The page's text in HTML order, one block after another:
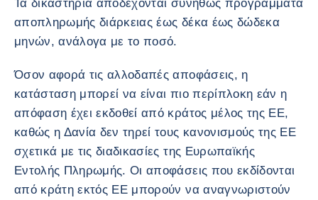
Τα δικαστήρια αποδέχονται συνήθως προγράμματα
αποπληρωμής διάρκειας έως δέκα έως δώδεκα
μηνών, ανάλογα με το ποσό.
Όσον αφορά τις αλλοδαπές αποφάσεις, η
κατάσταση μπορεί να είναι πιο περίπλοκη εάν η
απόφαση έχει εκδοθεί από κράτος μέλος της ΕΕ,
καθώς η Δανία δεν τηρεί τους κανονισμούς της ΕΕ
σχετικά με τις διαδικασίες της Ευρωπαϊκής
Εντολής Πληρωμής. Οι αποφάσεις που εκδίδονται
από κράτη εκτός ΕΕ μπορούν να αναγνωριστούν